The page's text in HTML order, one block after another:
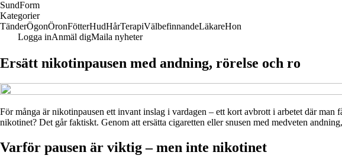
SundForm
Kategorier
TänderÖgonÖronFötterHudHårTerapiVälbefinnandeLäkareHon
Logga inAnmäl digMaila nyheter
Ersätt nikotinpausen med andning, rörelse och ro
För många är nikotinpausen ett invant inslag i vardagen – ett kort avbrott i arbetet där
nikotinet? Det går faktiskt. Genom att ersätta cigaretten eller snusen med medveten
Varför pausen är viktig – men inte nikotinet